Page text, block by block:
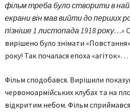
фільм треба було створити в
екрани він мав вийти до перших
пізніше 1 листопада 1918 року…»
вирішено було знімати
року! Так почалася епоха «агіток»…
Фільм сподобався. Вирішили
червоноармійських клубах та на
відкритим небом. Фільм